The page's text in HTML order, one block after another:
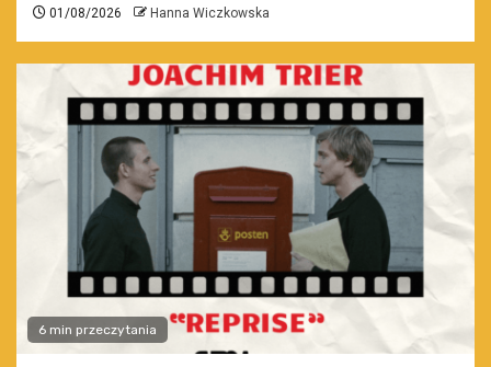
01/08/2026 Hanna Wiczkowska
6 min przeczytania